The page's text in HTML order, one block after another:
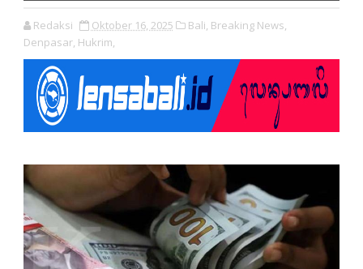
Redaksi Oktober 16, 2025 Bali, Breaking News,
Denpasar, Hukrim,